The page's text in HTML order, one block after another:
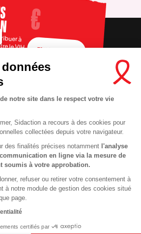
notre site dans le respect votre vie
Sidaction a recours à des cookies pour
collectées depuis votre navigateur.
des finalités précises notamment l'analyse
en ligne via la mesure de
soumis à votre approbation.
refuser ou retirer votre consentement à
à notre module de gestion des cookies situé
page.
certifiés par
RECRUTEMENT
MENTIONS LÉGALES
VIE PRIVÉE
PLAN DU SITE
à
le VIH FAIRE UN DON